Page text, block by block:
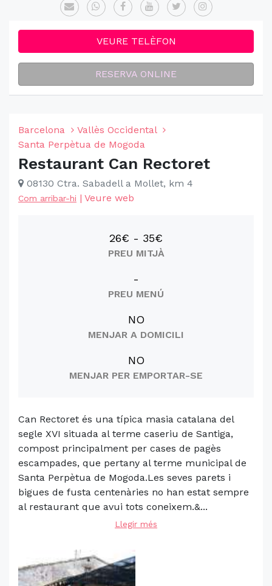
VEURE TELÈFON
RESERVA ONLINE
Barcelona
Vallès Occidental
Santa Perpètua de Mogoda
Restaurant Can Rectoret
08130 Ctra. Sabadell a Mollet, km 4
Com arribar-hi | Veure web
26€ - 35€
PREU MITJÀ
-
PREU MENÚ
NO
MENJAR A DOMICILI
NO
MENJAR PER EMPORTAR-SE
Can Rectoret és una típica masia catalana del
segle XVI situada al terme caseriu de Santiga,
compost principalment per cases de pagès
escampades, que pertany al terme municipal de
Santa Perpètua de Mogoda.Les seves parets i
bigues de fusta centenàries no han estat sempre
al restaurant que avui tots coneixem.&...
Llegir més